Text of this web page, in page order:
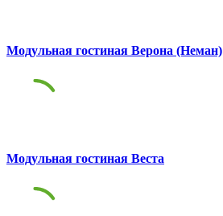
Модульная гостиная Верона (Неман)
Модульная гостиная Веста